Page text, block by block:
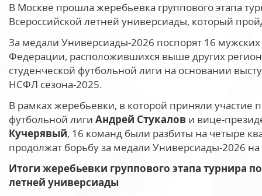
В Москве прошла жеребьевка группового этапа
Всероссийской летней универсиады, который
За медали Универсиады-2026 поспорят 16
Федерации, расположившихся выше других
студенческой футбольной лиги на основании
НСФЛ сезона-2025.
В рамках жеребьевки, в которой приняли участие
футбольной лиги Андрей Стукалов и вице-
Кучерявый, 16 команд были разбиты на четыре
продолжат борьбу за медали Универсиады-2026
Итоги жеребьевки группового этапа турнира
летней универсиады